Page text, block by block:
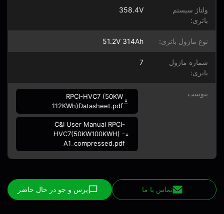
ولتاژ سیستم
باتری:
358.4V
نوع ماژول باتری: 51.2V 314Ah
شماره ماژول
باتری:
پیوست
RPCI-HVC7 (50KW
112KWh)Datasheet.pdf
C&I User Manual RPCI-
HVC7(50KW100KWH) -
A1_compressed.pdf
تماس با ما پرس و جو در حال حاضر